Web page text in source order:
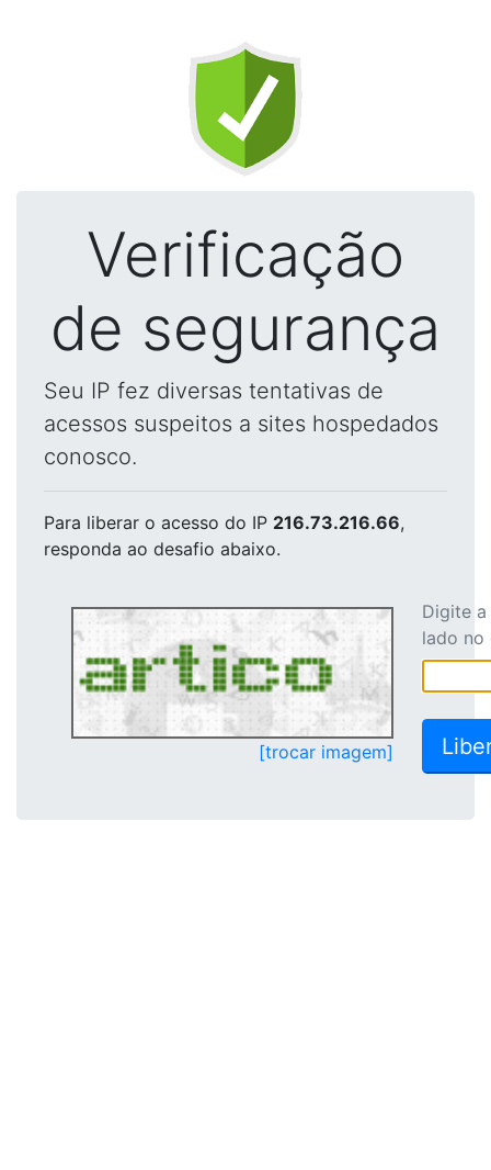
Verificação
de segurança
Seu IP fez diversas tentativas de
acessos suspeitos a sites hospedados
conosco.
Para liberar o acesso do IP 216.73.216.66,
responda ao desafio abaixo.
[trocar imagem]
Digite
lado no